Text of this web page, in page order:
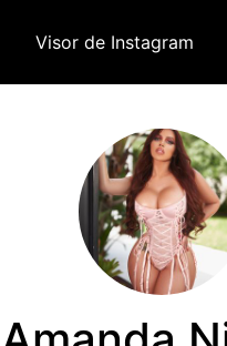
Visor de Instagram